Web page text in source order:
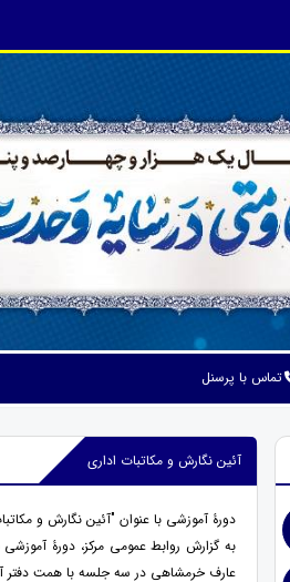
تماس با پرسنل
آئین نگارش و مکاتبات اداری
دورۀ آموزشی با عنوان "آئین نگارش و
به گزارش روابط عمومی مرکز، دورۀ
عارف خرمشاهی در سه جلسه با همت دفتر